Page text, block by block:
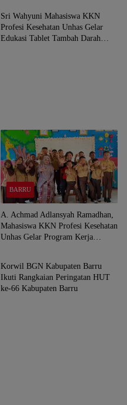
Sri Wahyuni Mahasiswa KKN
Profesi Kesehatan Unhas Gelar
Edukasi Tablet Tambah Darah
BARRU
A. Achmad Adlansyah Ramadhan,
Mahasiswa KKN Profesi Kesehatan
Unhas Gelar Program Kerja
BARRU
Korwil BGN Kabupaten Barru
Ikuti Rangkaian Peringatan HUT
ke-66 Kabupaten Barru